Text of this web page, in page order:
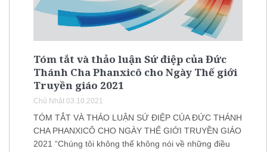
Tóm tắt và thảo luận Sứ điệp của Đức
Thánh Cha Phanxicô cho Ngày Thế giới
Truyền giáo 2021
Chủ Nhật 03.10.2021
TÓM TẮT VÀ THẢO LUẬN SỨ ĐIỆP CỦA ĐỨC THÁNH
CHA PHANXICÔ CHO NGÀY THẾ GIỚI TRUYỀN GIÁO
2021 “Chúng tôi không thể không nói về những điều